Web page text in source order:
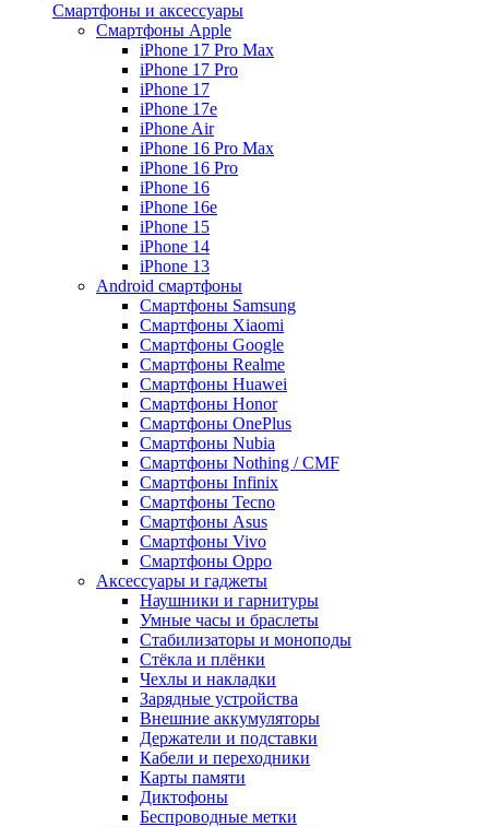
Смартфоны и аксессуары
Смартфоны Apple
iPhone 17 Pro Max
iPhone 17 Pro
iPhone 17
iPhone 17e
iPhone Air
iPhone 16 Pro Max
iPhone 16 Pro
iPhone 16
iPhone 16e
iPhone 15
iPhone 14
iPhone 13
Android cмартфоны
Смартфоны Samsung
Смартфоны Xiaomi
Смартфоны Google
Смартфоны Realme
Смартфоны Huawei
Смартфоны Honor
Смартфоны OnePlus
Смартфоны Nubia
Смартфоны Nothing / CMF
Смартфоны Infinix
Смартфоны Tecno
Смартфоны Asus
Смартфоны Vivo
Смартфоны Oppo
Аксессуары и гаджеты
Наушники и гарнитуры
Умные часы и браслеты
Стабилизаторы и моноподы
Стёкла и плёнки
Чехлы и накладки
Зарядные устройства
Внешние аккумуляторы
Держатели и подставки
Кабели и переходники
Карты памяти
Диктофоны
Беспроводные метки